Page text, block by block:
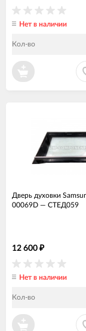
Нет в наличии
Кол-во
Дверь духовки
00069D — СТЕД059
12 600 ₽
Нет в наличии
Кол-во